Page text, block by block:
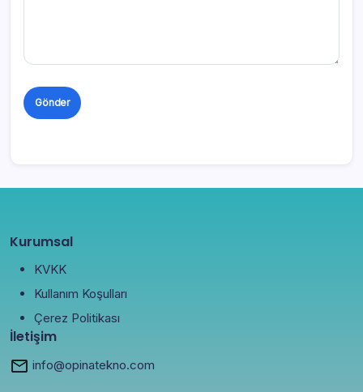
Kurumsal
KVKK
Kullanım Koşulları
Çerez Politikası
İletişim
info@opinatekno.com